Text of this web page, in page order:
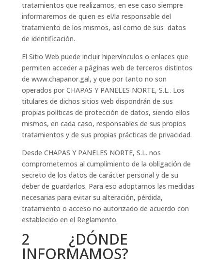
tratamientos que realizamos, en ese caso siempre
informaremos de quien es el/la responsable del
tratamiento de los mismos, así como de sus datos
de identificación.
El Sitio Web puede incluir hipervínculos o enlaces que
permiten acceder a páginas web de terceros distintos
de www.chapanor.gal, y que por tanto no son
operados por CHAPAS Y PANELES NORTE, S.L.. Los
titulares de dichos sitios web dispondrán de sus
propias políticas de protección de datos, siendo ellos
mismos, en cada caso, responsables de sus propios
tratamientos y de sus propias prácticas de privacidad.
Desde CHAPAS Y PANELES NORTE, S.L. nos
comprometemos al cumplimiento de la obligación de
secreto de los datos de carácter personal y de su
deber de guardarlos. Para eso adoptamos las medidas
necesarias para evitar su alteración, pérdida,
tratamiento o acceso no autorizado de acuerdo con
establecido en el Reglamento.
2 ¿DÓNDE
INFORMAMOS?